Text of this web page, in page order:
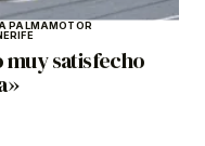
PALMAMOTOR
muy satisfecho